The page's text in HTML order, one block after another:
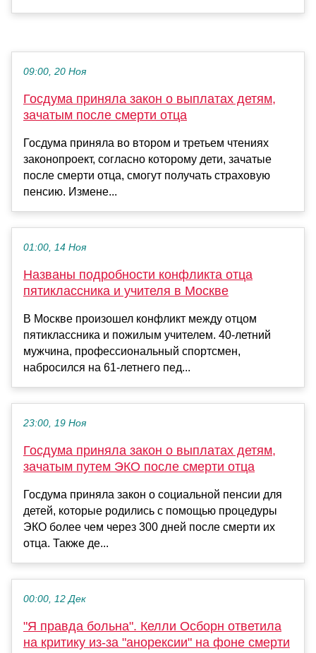
09:00, 20 Ноя
Госдума приняла закон о выплатах детям,
зачатым после смерти отца
Госдума приняла во втором и третьем чтениях
законопроект, согласно которому дети, зачатые
после смерти отца, смогут получать страховую
пенсию. Измене...
01:00, 14 Ноя
Названы подробности конфликта отца
пятиклассника и учителя в Москве
В Москве произошел конфликт между отцом
пятиклассника и пожилым учителем. 40-летний
мужчина, профессиональный спортсмен,
набросился на 61-летнего пед...
23:00, 19 Ноя
Госдума приняла закон о выплатах детям,
зачатым путем ЭКО после смерти отца
Госдума приняла закон о социальной пенсии для
детей, которые родились с помощью процедуры
ЭКО более чем через 300 дней после смерти их
отца. Также де...
00:00, 12 Дек
"Я правда больна". Келли Осборн ответила
на критику из-за "анорексии" на фоне смерти